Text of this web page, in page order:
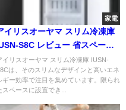
家電
イリスオーヤマ スリム冷凍庫
S8C レビュー 省スペース
使える冷凍庫の魅力
イリスオーヤマ スリム冷凍庫 IUSN-
は、そのスリムなデザインと高いエネ
ギー効率で注目を集めています。限られ
スペースに設置でき...